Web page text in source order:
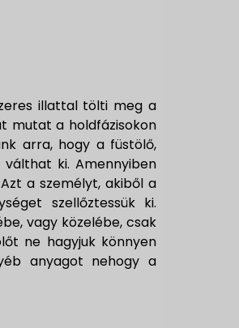
illattal tölti meg a
mutat a holdfázisokon
arra, hogy a füstölő,
ki. Amennyiben
a személyt, akiből a
szellőztessük ki.
vagy közelébe, csak
ne hagyjuk könnyen
anyagot nehogy a